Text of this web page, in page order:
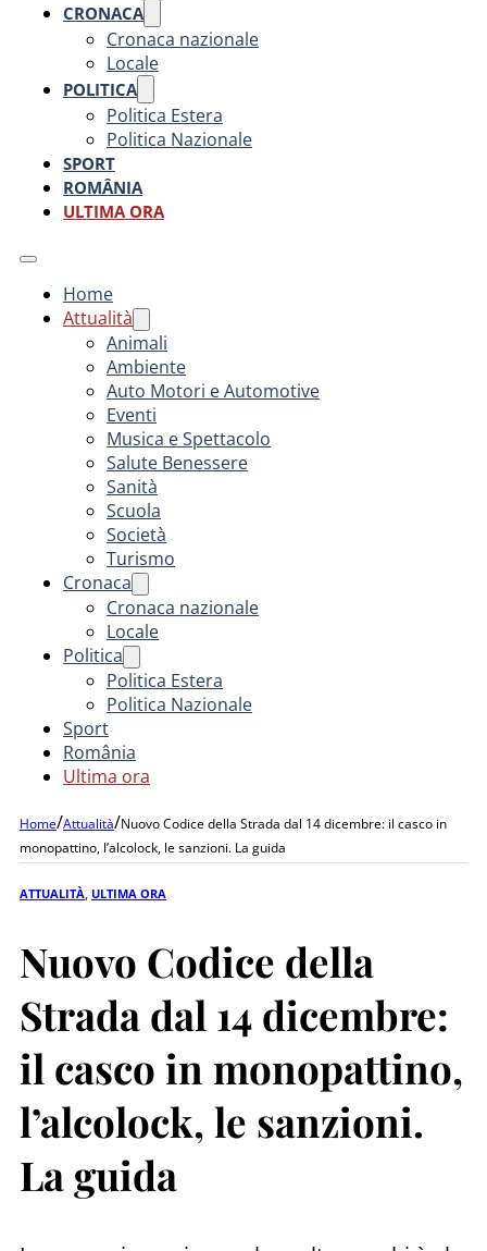
CRONACA
Cronaca nazionale
Locale
POLITICA
Politica Estera
Politica Nazionale
SPORT
ROMÂNIA
ULTIMA ORA
Home
Attualità
Animali
Ambiente
Auto Motori e Automotive
Eventi
Musica e Spettacolo
Salute Benessere
Sanità
Scuola
Società
Turismo
Cronaca
Cronaca nazionale
Locale
Politica
Politica Estera
Politica Nazionale
Sport
România
Ultima ora
Home/Attualità/Nuovo Codice della Strada dal 14 dicembre: il casco in
monopattino, l’alcolock, le sanzioni. La guida
ATTUALITÀ ULTIMA ORA
Nuovo Codice della
Strada dal 14 dicembre:
il casco in monopattino,
l’alcolock, le sanzioni.
La guida